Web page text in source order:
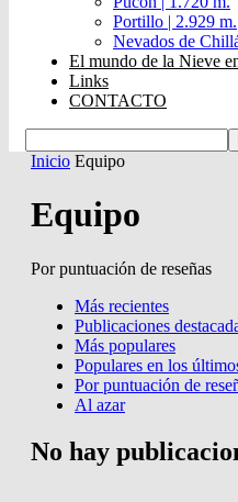
Portillo | 2.929 m.
Nevados de
El mundo de la Nieve
Links
CONTACTO
Inicio Equipo
Equipo
Por puntuación de reseñas
Más recientes
Publicaciones
Más populares
Populares en los
Por puntuación de
Al azar
No hay